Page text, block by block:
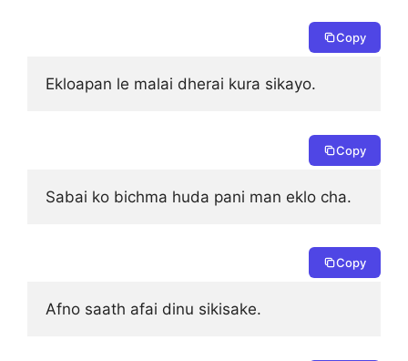
Copy
Ekloapan le malai dherai kura sikayo.
Copy
Sabai ko bichma huda pani man eklo cha.
Copy
Afno saath afai dinu sikisake.